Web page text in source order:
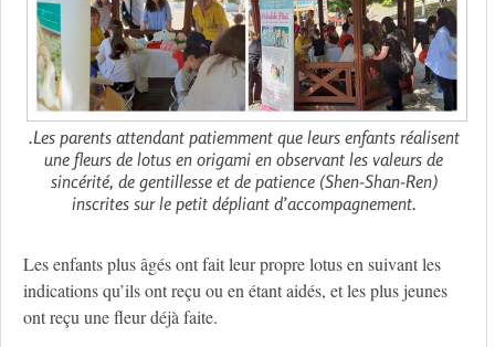
.Les parents attendant patiemment que leurs enfants réalisent
une fleurs de lotus en origami en observant les valeurs de
sincérité, de gentillesse et de patience (Shen-Shan-Ren)
inscrites sur le petit dépliant d’accompagnement.
Les enfants plus âgés ont fait leur propre lotus en suivant les
indications qu’ils ont reçu ou en étant aidés, et les plus jeunes
ont reçu une fleur déjà faite.